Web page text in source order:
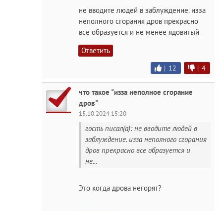
не вводите людей в заблуждение. изза
неполного сгорания дров прекрасно
все образуется и не менее ядовитый
Ответить
| 12 | 4
что такое "изза неполное сгорание
дров"
15.10.2024 15:20
гость писал(а): не вводите людей в
заблуждение. изза неполного сгорания
дров прекрасно все образуется и
не...
Это когда дрова негорят?